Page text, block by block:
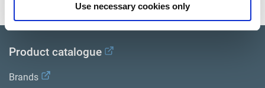
Use necessary cookies only
Product catalogue
Brands